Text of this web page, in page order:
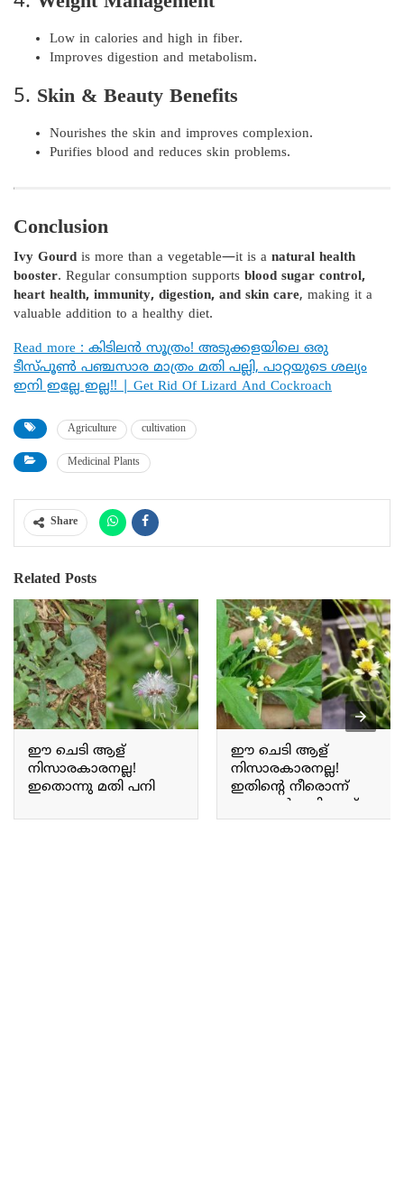
Low in calories and high in fiber.
Improves digestion and metabolism.
5. Skin & Beauty Benefits
Nourishes the skin and improves complexion.
Purifies blood and reduces skin problems.
Conclusion
Ivy Gourd is more than a vegetable—it is a natural health
booster. Regular consumption supports blood sugar control,
heart health, immunity, digestion, and skin care, making it a
valuable addition to a healthy diet.
Read more : കിടിലൻ സൂത്രം! അടുക്കളയിലെ ഒരു
ടീസ്പൂൺ പഞ്ചസാര മാത്രം മതി പല്ലി, പാറ്റയുടെ ശല്യം
ഇനി ഇല്ലേ ഇല്ല!! | Get Rid Of Lizard And Cockroach
Agriculture cultivation
Medicinal Plants
Share
Related Posts
ഈ ചെടി ആള്
നിസാരകാരനല്ല!
ഇതൊന്നു മതി പനി
മൈഗ്രേൻ,
ഈ ചെടി ആള്
നിസാരകാരനല്ല!
ഇതിന്റെ നീരൊന്ന്
തൊട്ടാൽ മതി ഏത്
മുറിവും പൊള്ളലും